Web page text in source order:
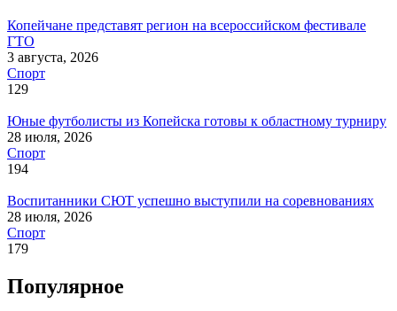
Копейчане представят регион на всероссийском фестивале
ГТО
3 августа, 2026
Спорт
129
Юные футболисты из Копейска готовы к областному турниру
28 июля, 2026
Спорт
194
Воспитанники СЮТ успешно выступили на соревнованиях
28 июля, 2026
Спорт
179
Популярное